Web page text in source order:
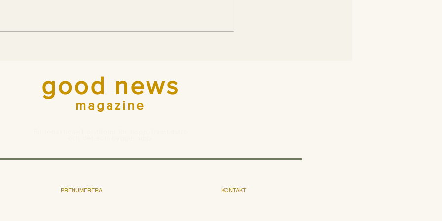
passager åt dem
Italien är skog
good news
magazine
PRENUMERERA KONTAKT